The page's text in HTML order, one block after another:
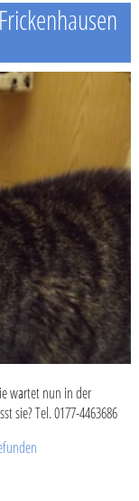
wartet nun in der
sie? Tel. 0177-4463686